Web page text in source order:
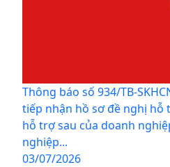
Thông báo số 934/TB-
tiếp nhận hồ sơ đề nghị
hỗ trợ sau của doanh
nghiệp...
03/07/2026